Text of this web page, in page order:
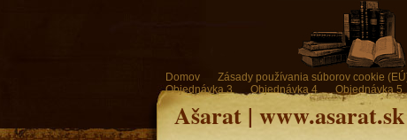
Domov Zásady používania súborov cookie
Objednávka 3
Objednávka 4 Objednávka 5
Ašarat | www.asarat.sk